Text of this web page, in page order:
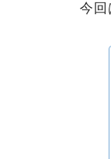
今回